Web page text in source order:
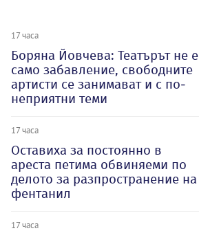
17 часа
Боряна Йовчева: Театърът не е
само забавление, свободните
артисти се занимават и с по-
неприятни теми
17 часа
Оставиха за постоянно в
ареста петима обвиняеми по
делото за разпространение на
фентанил
17 часа